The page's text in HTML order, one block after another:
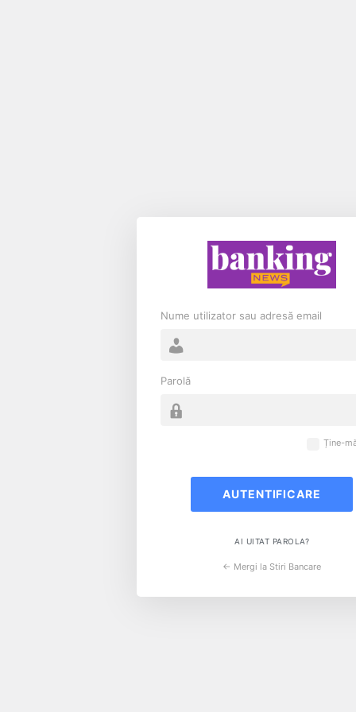
Nume utilizator sau adresă email
Parolă
Ține-
AI UITAT PAROLA?
← Mergi la Stiri Bancare